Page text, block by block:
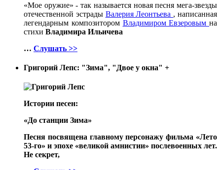
«Мое оружие» - так называется новая песня мега-звезды
отечественной эстрады Валерия Леонтьева , написанная
легендарным композитором Владимиром Евзеровым на
стихи Владимира Ильичева
… Слушать >>
Григорий Лепс: "Зима", "Двое у окна" +
Истории песен:
«До станции Зима»
Песня посвящена главному персонажу фильма «Лето
53-го» и эпохе «великой амнистии» послевоенных лет.
Не секрет,